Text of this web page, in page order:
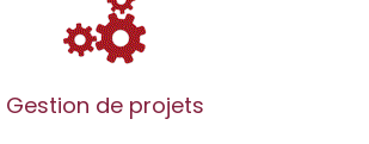
Gestion de projets